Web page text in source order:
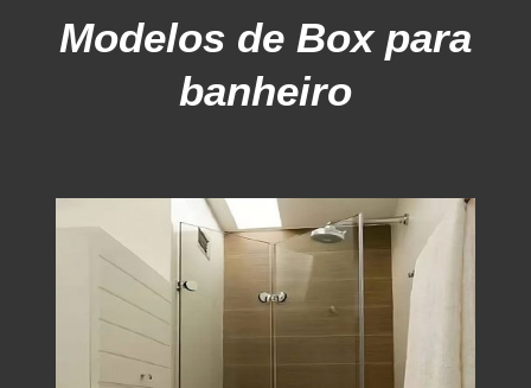
Modelos de Box para
banheiro